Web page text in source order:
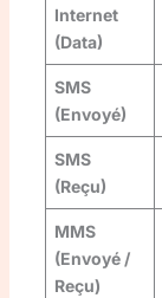
Internet
(Data)
SMS
(Envoyé)
SMS
(Reçu)
MMS
(Envoyé /
Reçu)